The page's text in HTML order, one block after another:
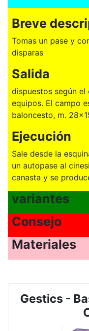
Breve
Tomas un pase y
disparas
Salida
dispuestos según el
equipos. El campo
baloncesto, m.
Ejecución
Sale desde la
un autopase al
canasta y se
variantes
Consejo
Materiales
Gestics -